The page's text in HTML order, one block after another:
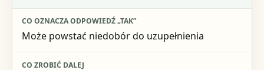
Może powstać niedobór do uzupełnienia